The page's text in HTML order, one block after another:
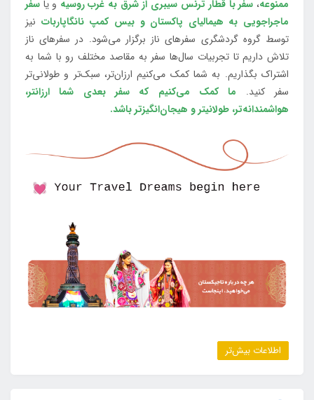
ممنوعه، سفر با قطار ترنس سیبری از شرق به غرب روسیه و یا سفر
ماجراجویی به هیمالیای پاکستان و بیس کمپ نانگاپاربات نیز
توسط گروه گردشگری سفرهای ناز برگزار می‌شود. در سفرهای ناز
تلاش داریم تا تجربیات سال‌ها سفر به مقاصد مختلف رو با شما به
اشتراک بگذاریم. به شما کمک می‌کنیم ارزان‌تر، سبک‌تر و طولانی‌تر
سفر کنید. ما کمک می‌کنیم که سفر بعدی شما ارزانتر،
هواشمندانه‌تر، طولانی‎تر و هیجان‌انگیزتر باشد.
اطلاعات بیش‌تر